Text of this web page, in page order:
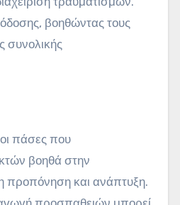
βοηθώντας τους
συνολικής
οι πάσες που
βοηθά στην
προπόνηση και ανάπτυξη.